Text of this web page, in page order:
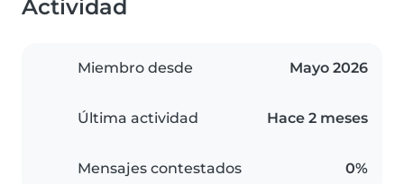
Actividad
Miembro desde Mayo 2026
Última actividad Hace 2 meses
Mensajes contestados 0%